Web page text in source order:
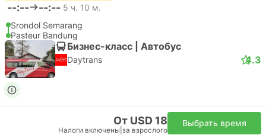
--:-- --:-- 5 ч. 10 м.
Srondol Semarang
Pasteur Bandung
Бизнес-класс | Автобус
Daytrans 4.3
От USD 18
Налоги включены за взрослого
Выбрать время